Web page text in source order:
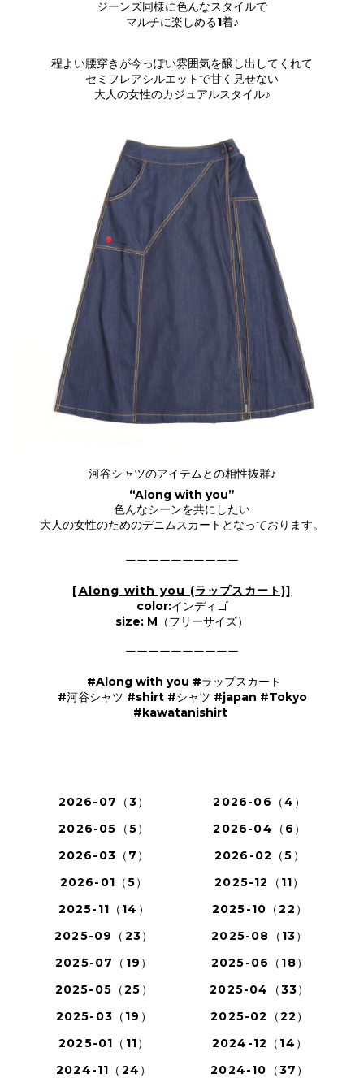
ジーンズ同様に色んなスタイルで
マルチに楽しめる1着♪
程よい腰穿きが今っぽい雰囲気を醸し出してくれて
セミフレアシルエットで甘く見せない
大人の女性のカジュアルスタイル♪
河谷シャツのアイテムとの相性抜群♪
“Along with you”
色んなシーンを共にしたい
大人の女性のためのデニムスカートとなっております。
ーーーーーーーーーー
[Along with you (ラップスカート)]
color:インディゴ
size: M（フリーサイズ）
ーーーーーーーーーー
#Along with you #ラップスカート
#河谷シャツ #shirt #シャツ #japan #Tokyo
#kawatanishirt
2026-07（3）
2026-06（4）
2026-05（5）
2026-04（6）
2026-03（7）
2026-02（5）
2026-01（5）
2025-12（11）
2025-11（14）
2025-10（22）
2025-09（23）
2025-08（13）
2025-07（19）
2025-06（18）
2025-05（25）
2025-04（33）
2025-03（19）
2025-02（22）
2025-01（11）
2024-12（14）
2024-11（24）
2024-10（37）